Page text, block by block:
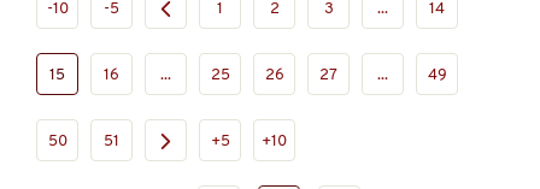
-10 -5 1 2 3 ... 14
15 16 ... 25 26 27 ... 49
50 51 +5 +10